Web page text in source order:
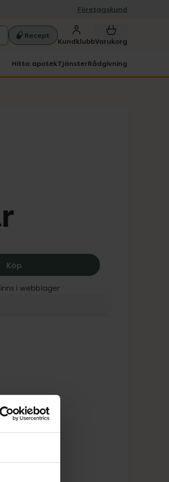
Företagskund
Recept
KundklubbVarukorg
Hitta apotekTjänsterRådgivning
Köp A+ Skin Complete, 141 kr.
i webblager